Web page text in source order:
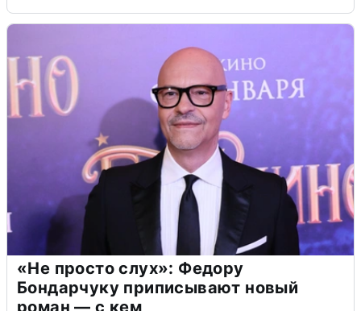
«Не просто слух»: Федору
Бондарчуку приписывают новый
роман — с кем